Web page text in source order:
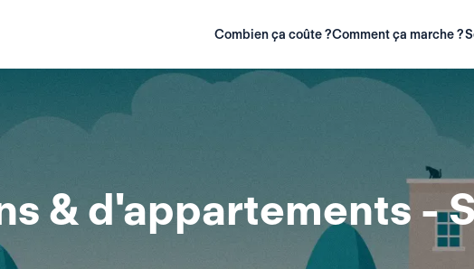
Combien ça coûte ?Comment ça marche ?
& d'appartements -